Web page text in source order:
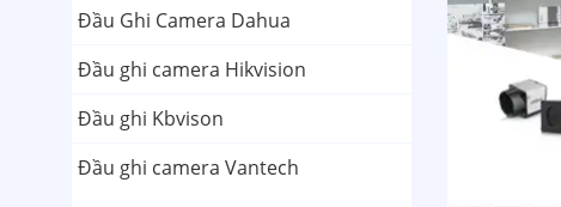
Đầu Ghi Camera Dahua
Đầu ghi camera Hikvision
Đầu ghi Kbvison
Đầu ghi camera Vantech